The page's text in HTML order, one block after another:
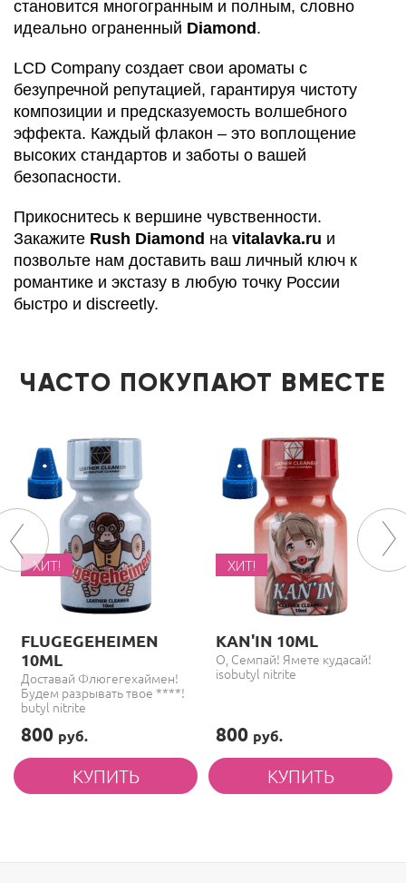
становится многогранным и полным, словно
идеально ограненный Diamond .
LCD Company создает свои ароматы с
безупречной репутацией, гарантируя чистоту
композиции и предсказуемость волшебного
эффекта. Каждый флакон – это воплощение
высоких стандартов и заботы о вашей
безопасности.
Прикоснитесь к вершине чувственности.
Закажите Rush Diamond на vitalavka.ru и
позвольте нам доставить ваш личный ключ к
романтике и экстазу в любую точку России
быстро и discreetly.
ЧАСТО ПОКУПАЮТ ВМЕСТЕ
ХИТ!
FLUGEGEHEIMEN
10ML
Доставай Флюгегехаймен!
Будем разрывать твое ****!
butyl nitrite
800 руб.
ХИТ!
KAN'IN 10ML
О, Семпай! Ямете кудасай!
isobutyl nitrite
800 руб.